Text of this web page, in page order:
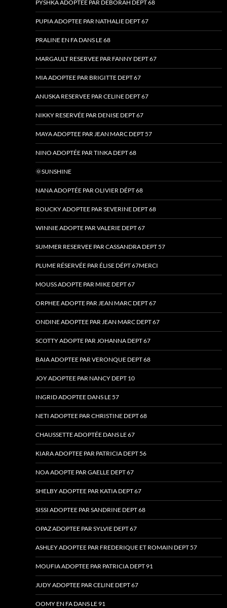
PYSHKA ADOPTEE PAR DEBORAH DEPT 68
PUPIA ADOPTEE PAR NATHALIE DEPT 67
PRALINE EN FA DANS LE 68
MARGAULT RESERVEE PAR FANNY DEPT 67
MIA ADOPTEE PAR BRIGITTE DEPT 67
ANUSKA RESERVEE PAR CELINE DEPT 67
NIKKY RESERVÉE PAR DENISE DEPT 67
MAYA ADOPTEE PAR JEAN MARC DEPT 57
NINO ADOPTÉE PAR TINKA DEPT 68
🌞SUNSHINE
NANA ADOPTÉE PAR OLIVIER DÉPT 68
ROUCKY ADOPTEE PAR SEVERINE DEPT 68
WINNIE ADOPTE PAR VALERIE DEPT 67
SUMMER RESERVEE PAR CASSANDRA DEPT 57
PLUME RÉSERVÉE PAR ÉLISE DÉPT 67MERCI
MOUSS ADOPTE PAR MIKE DEPT 67
ORPHEE ADOPTE PAR JEAN MARC DEPT 67
ONDINE ADOPTEE PAR JEAN MARC DEPT 67
SCOTTY ADOPTE PAR JOHANNA DEPT 67
BAIA ADOPTEE PAR VERONQUE DEPT 68
JOY ADOPTEE PAR NANCY DEPT 10
INGRID ADOPTEE DANS LE 57
NETI ADOPTEE PAR CHRISTINE DEPT 68
CHAUSSETTE ADOPTÉE DANS LE 67
KIARA ADOPTEE PAR PATRICIA DEPT 56
NOA ADOPTE PAR GAELLE DEPT 67
SHELBY ADOPTEE PAR KATIA DEPT 67
SISSI ADOPTEE PAR SANDRINE DEPT 68
OPAZ ADOPTEE PAR SYLVIE DEPT 67
ASHLEY ADOPTEE PAR FREDERIQUE ET ROMAIN DEPT 57
MOUFIA ADOPTEE PAR PATRICIA DEPT 91
JUDY ADOPTEE PAR CELINE DEPT 67
OOMY EN FA DANS LE 91